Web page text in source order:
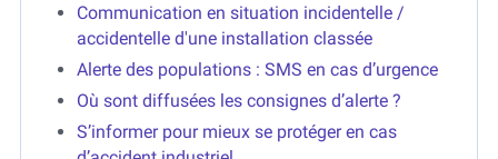
Communication en situation incidentelle /
accidentelle d'une installation classée
Alerte des populations : SMS en cas d’urgence
Où sont diffusées les consignes d’alerte ?
S’informer pour mieux se protéger en cas